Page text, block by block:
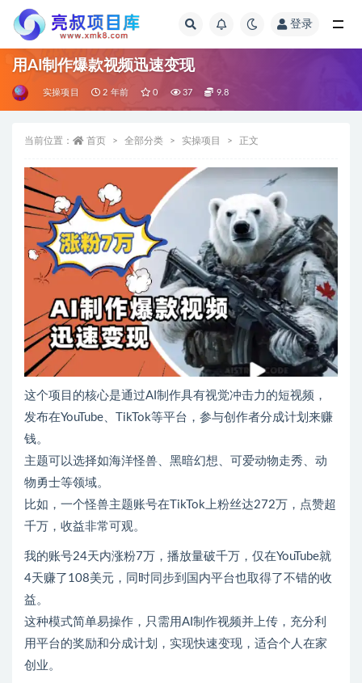
登录
用AI制作爆款视频迅速变现
实操项目 2 年前 0 37 9.8
当前位置： 首页 全部分类 实操项目 正文
这个项目的核心是通过AI制作具有视觉冲击力的短视频，
发布在YouTube、TikTok等平台，参与创作者分成计划来赚
钱。
主题可以选择如海洋怪兽、黑暗幻想、可爱动物走秀、动
物勇士等领域。
比如，一个怪兽主题账号在TikTok上粉丝达272万，点赞超
千万，收益非常可观。
我的账号24天内涨粉7万，播放量破千万，仅在YouTube就
4天赚了108美元，同时同步到国内平台也取得了不错的收
益。
这种模式简单易操作，只需用AI制作视频并上传，充分利
用平台的奖励和分成计划，实现快速变现，适合个人在家
创业。